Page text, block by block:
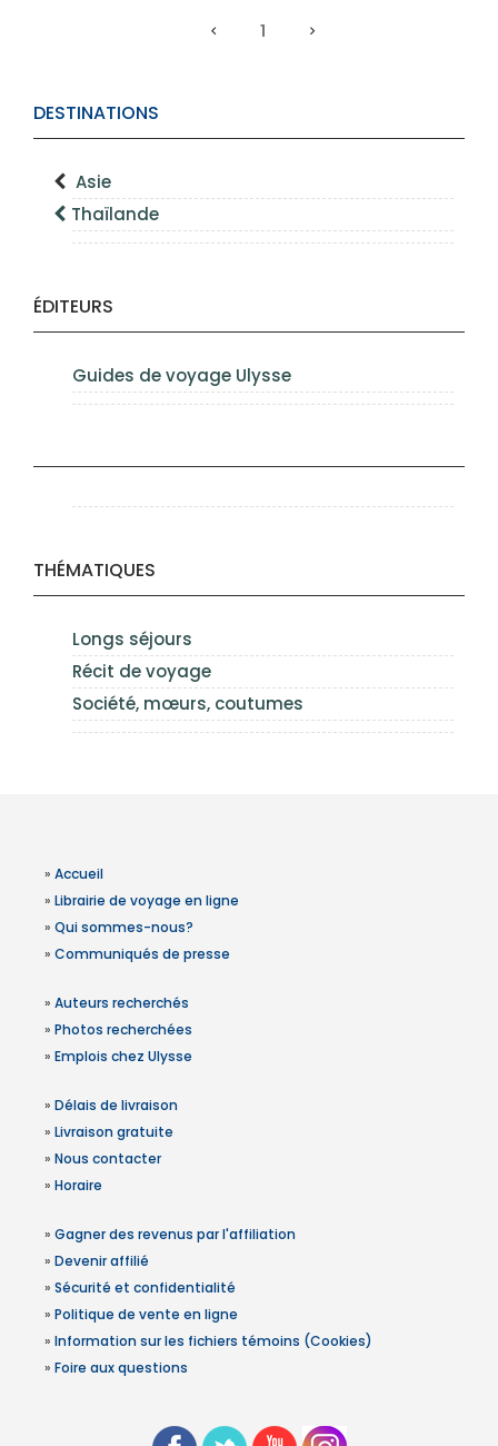
DESTINATIONS
Asie
Thaïlande
ÉDITEURS
Guides de voyage Ulysse
THÉMATIQUES
Longs séjours
Récit de voyage
Société, mœurs, coutumes
1
» Accueil
» Librairie de voyage en ligne
» Qui sommes-nous?
» Communiqués de presse
» Auteurs recherchés
» Photos recherchées
» Emplois chez Ulysse
» Délais de livraison
» Livraison gratuite
» Nous contacter
» Horaire
» Gagner des revenus par l'affiliation
» Devenir affilié
» Sécurité et confidentialité
» Politique de vente en ligne
» Information sur les fichiers témoins (Cookies)
» Foire aux questions